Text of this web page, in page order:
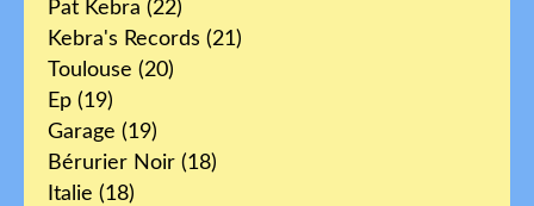
Pat Kebra (22)
Kebra's Records (21)
Toulouse (20)
Ep (19)
Garage (19)
Bérurier Noir (18)
Italie (18)